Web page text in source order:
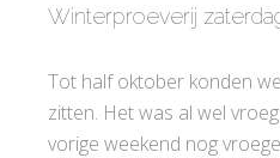
Winterproeverij
Tot half oktober konden
zitten. Het was al wel
vorige weekend nog